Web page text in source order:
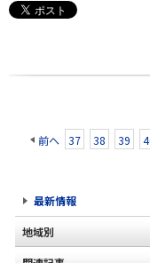
前へ 37 38 39
最新情報
地域別